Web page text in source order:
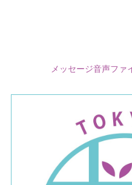
メッセージ音声ファ